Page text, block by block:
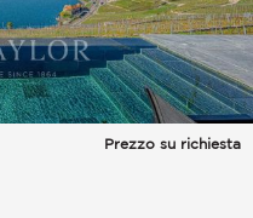
Prezzo su richiesta